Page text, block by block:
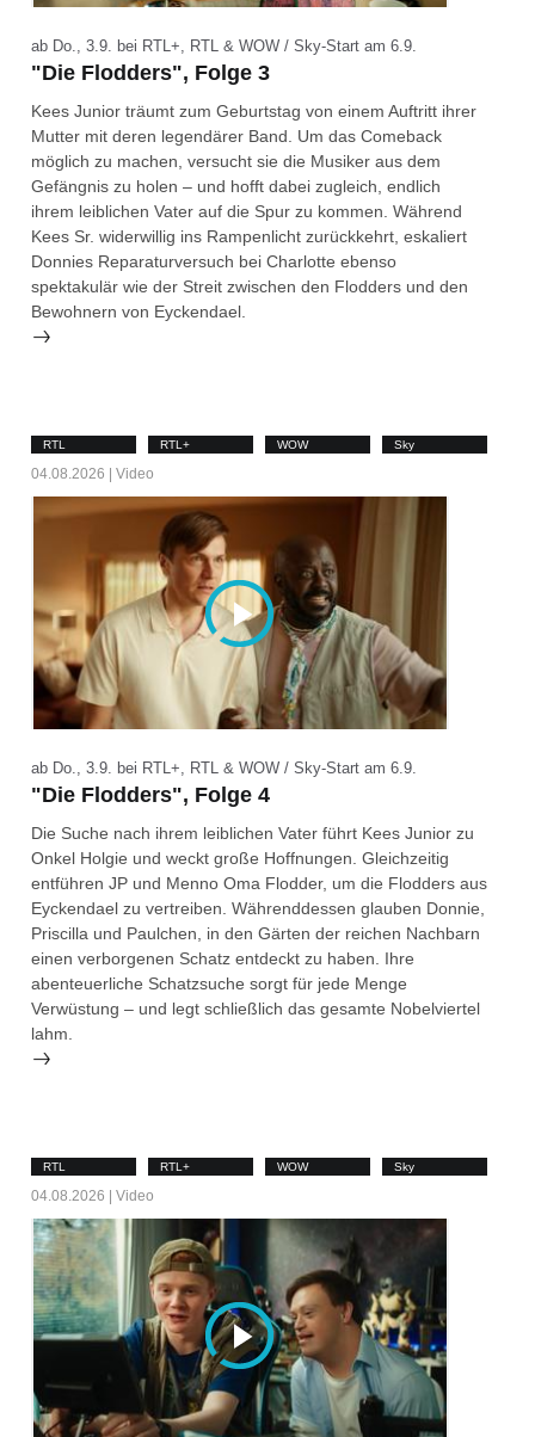
ab Do., 3.9. bei RTL+, RTL & WOW / Sky-Start am 6.9.
"Die Flodders", Folge 3
Kees Junior träumt zum Geburtstag von einem Auftritt ihrer
Mutter mit deren legendärer Band. Um das Comeback
möglich zu machen, versucht sie die Musiker aus dem
Gefängnis zu holen – und hofft dabei zugleich, endlich
ihrem leiblichen Vater auf die Spur zu kommen. Während
Kees Sr. widerwillig ins Rampenlicht zurückkehrt, eskaliert
Donnies Reparaturversuch bei Charlotte ebenso
spektakulär wie der Streit zwischen den Flodders und den
Bewohnern von Eyckendael.
RTL RTL+ WOW Sky
04.08.2026 | Video
ab Do., 3.9. bei RTL+, RTL & WOW / Sky-Start am 6.9.
"Die Flodders", Folge 4
Die Suche nach ihrem leiblichen Vater führt Kees Junior zu
Onkel Holgie und weckt große Hoffnungen. Gleichzeitig
entführen JP und Menno Oma Flodder, um die Flodders aus
Eyckendael zu vertreiben. Währenddessen glauben Donnie,
Priscilla und Paulchen, in den Gärten der reichen Nachbarn
einen verborgenen Schatz entdeckt zu haben. Ihre
abenteuerliche Schatzsuche sorgt für jede Menge
Verwüstung – und legt schließlich das gesamte Nobelviertel
lahm.
RTL RTL+ WOW Sky
04.08.2026 | Video